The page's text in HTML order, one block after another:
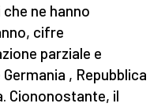
ne hanno
cifre
parziale e
, Repubblica
Ciononostante, il